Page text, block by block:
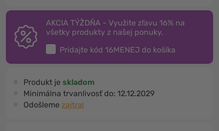
AKCIA TÝŽDŇA - Využite zľavu 16% na
všetky produkty z našej ponuky.
Pridajte kód 16MENEJ do košíka
Produkt je skladom
Minimálna trvanlivosť do: 12.12.2029
Odošleme zajtra!